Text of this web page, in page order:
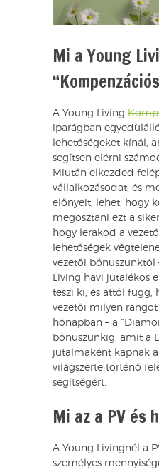
Mi a Young
A Young Living
iparágban
lehetőségeket kínál,
segítsen elérni
Miután elkezded
vállalkozásodat, és
előnyeit, lehet, hogy
megosztani ezt a
hogy lerakod a
lehetőségek
vezetői bónuszunktól
Living havi jutalékos
teszi ki, és attól függ,
vezetői milyen
hónapban – a
bónuszunkig, amit a
jutalmaként kapnak
világszerte történő
segítségért.
Mi az a PV és
A Young Livingnél a
személyes